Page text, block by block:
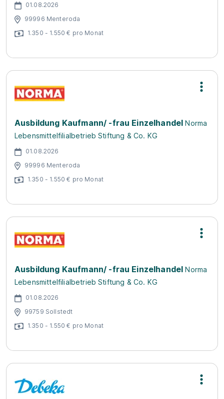
01.08.2026
99996 Menteroda
1.350 - 1.550 € pro Monat
Ausbildung Kaufmann/ -frau Einzelhandel Norma
Lebensmittelfilialbetrieb Stiftung & Co. KG
01.08.2026
99996 Menteroda
1.350 - 1.550 € pro Monat
Ausbildung Kaufmann/ -frau Einzelhandel Norma
Lebensmittelfilialbetrieb Stiftung & Co. KG
01.08.2026
99759 Sollstedt
1.350 - 1.550 € pro Monat